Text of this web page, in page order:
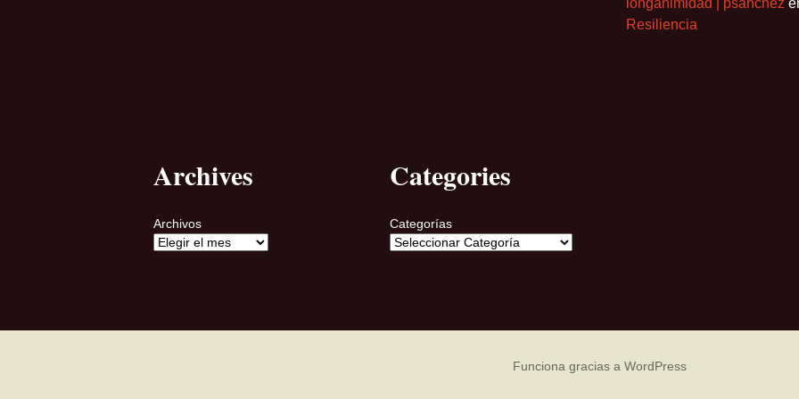
longanimidad | psanchez
Resiliencia
Archives
Archivos
Categories
Categorías
Funciona gracias a WordPress